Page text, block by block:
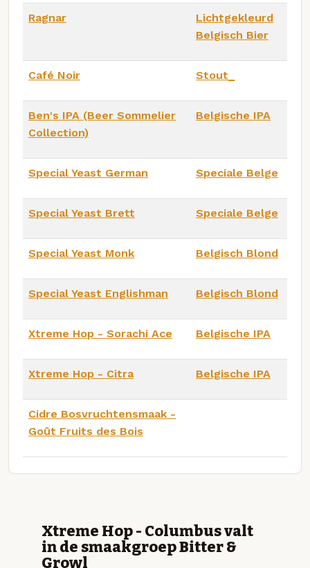
Ragnar
Lichtgekleurd
Belgisch Bier
Café Noir Stout_
Ben's IPA (Beer Sommelier
Collection)
Belgische IPA
Special Yeast German Speciale Belge
Special Yeast Brett Speciale Belge
Special Yeast Monk Belgisch Blond
Special Yeast Englishman Belgisch Blond
Xtreme Hop - Sorachi Ace Belgische IPA
Xtreme Hop - Citra Belgische IPA
Cidre Bosvruchtensmaak -
Goût Fruits des Bois
Xtreme Hop - Columbus valt
in de smaakgroep Bitter &
Growl